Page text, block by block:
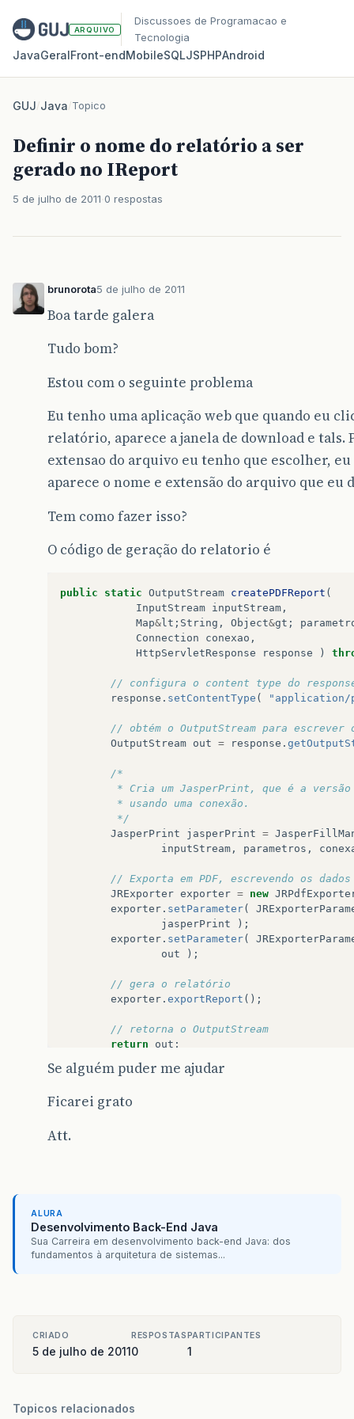
ARQUIVO
Discussoes de Programacao e
Tecnologia
JavaGeralFront‑endMobileSQLJSPHPAndroid
GUJ/Java/Topico
Definir o nome do relatório a ser
gerado no IReport
5 de julho de 2011 0 respostas
brunorota5 de julho de 2011
Boa tarde galera
Tudo bom?
Estou com o seguinte problema
Eu tenho uma aplicação web que quando eu
relatório, aparece a janela de download e tals.
extensao do arquivo eu tenho que escolher,
aparece o nome e extensão do arquivo que eu
Tem como fazer isso?
O código de geração do relatorio é
public static OutputStream createPDFReport (
InputStream inputStream ,
Map&lt ; String , Object&gt ;
Connection
conexao ,
HttpServletResponse
response )
// configura o content type do
response . setContentType ( "application/
// obtém o OutputStream para
OutputStream out = response .
/*
* Cria um JasperPrint, que é a
         * usando uma conexão.
         */
JasperPrint
jasperPrint =
inputStream , parametros ,
// Exporta em PDF, escrevendo os
JRExporter exporter = new
exporter . setParameter(
jasperPrint
);
exporter . setParameter(
out
);
// gera o relatório
exporter . exportReport ();
// retorna o OutputStream
return
out ;
Se alguém puder me ajudar
Ficarei grato
Att.
ALURA
Desenvolvimento Back-End Java
Sua Carreira em desenvolvimento back-end Java: dos
fundamentos à arquitetura de sistemas...
CRIADO
5 de julho de 2011
RESPOSTAS
0
PARTICIPANTES
1
Topicos relacionados